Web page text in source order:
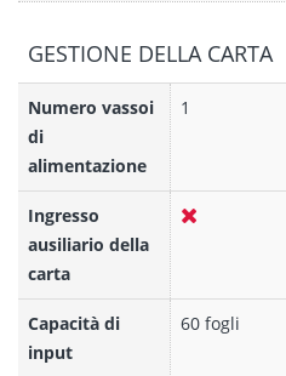
GESTIONE DELLA CARTA
Numero vassoi
di
alimentazione
1
Ingresso
ausiliario della
carta
Capacità di
input
60 fogli